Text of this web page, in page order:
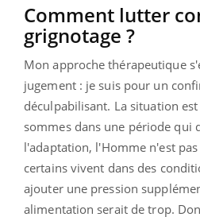
Comment lutter
grignotage ?
Mon approche thérapeutique
jugement : je suis pour un
déculpabilisant. La situation
sommes dans une période qui
l'adaptation, l'Homme n'est
certains vivent dans des
ajouter une pression
alimentation serait de trop.